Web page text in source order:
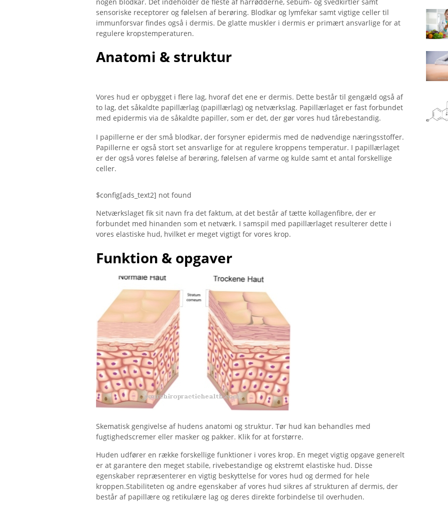
sensoriske receptorer og følelsen af ​​berøring. Blodkar og lymfekar samt vigtige celler til
immunforsvar findes også i dermis. De glatte muskler i dermis er primært ansvarlige for at
regulere kropstemperaturen.
Anatomi & struktur
Vores hud er opbygget i flere lag, hvoraf det ene er dermis. Dette består til gengæld også af
to lag, det såkaldte papillærlag (papillærlag) og netværkslag. Papillærlaget er fast forbundet
med epidermis via de såkaldte papiller, som er det, der gør vores hud tårebestandig.
I papillerne er der små blodkar, der forsyner epidermis med de nødvendige næringsstoffer.
Papillerne er også stort set ansvarlige for at regulere kroppens temperatur. I papillærlaget
er der også vores følelse af berøring, følelsen af ​​varme og kulde samt et antal forskellige
celler.
$config[ads_text2] not found
Netværkslaget fik sit navn fra det faktum, at det består af tætte kollagenfibre, der er
forbundet med hinanden som et netværk. I samspil med papillærlaget resulterer dette i
vores elastiske hud, hvilket er meget vigtigt for vores krop.
Funktion & opgaver
Skematisk gengivelse af hudens anatomi og struktur. Tør hud kan behandles med
fugtighedscremer eller masker og pakker. Klik for at forstørre.
Huden udfører en række forskellige funktioner i vores krop. En meget vigtig opgave generelt
er at garantere den meget stabile, rivebestandige og ekstremt elastiske hud. Disse
egenskaber repræsenterer en vigtig beskyttelse for vores hud og dermed for hele
kroppen.Stabiliteten og andre egenskaber af vores hud sikres af strukturen af ​​dermis, der
består af papillære og retikulære lag og deres direkte forbindelse til overhuden.